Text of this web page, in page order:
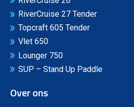
RiverCruise 27 Tender
Topcraft 605 Tender
Vlet 650
Lounger 750
SUP – Stand Up Paddle
Over ons